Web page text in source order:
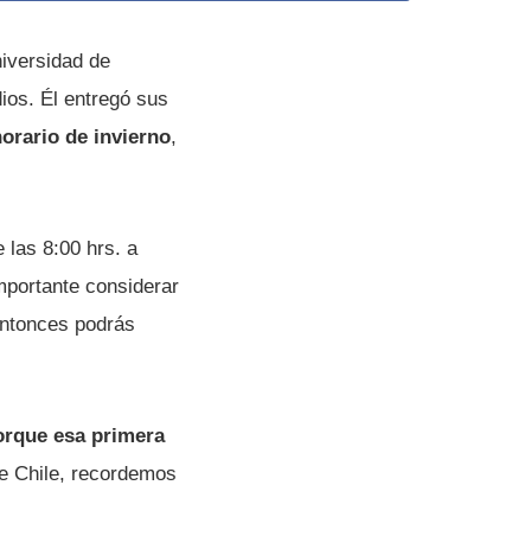
de
Él entregó sus
de invierno,
las 8:00 hrs. a
considerar
podrás
esa primera
Chile, recordemos